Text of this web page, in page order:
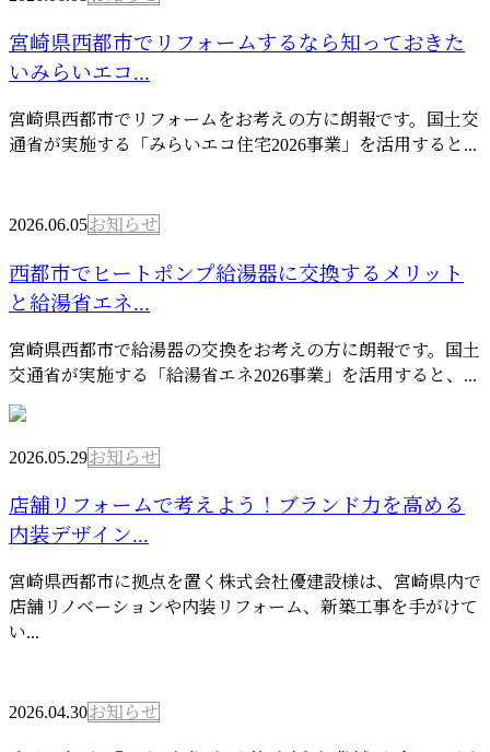
宮崎県西都市でリフォームするなら知っておきた
いみらいエコ...
宮崎県西都市でリフォームをお考えの方に朗報です。国土交
通省が実施する「みらいエコ住宅2026事業」を活用すると...
2026.06.05お知らせ
西都市でヒートポンプ給湯器に交換するメリット
と給湯省エネ...
宮崎県西都市で給湯器の交換をお考えの方に朗報です。国土
交通省が実施する「給湯省エネ2026事業」を活用すると、...
2026.05.29お知らせ
店舗リフォームで考えよう！ブランド力を高める
内装デザイン...
宮崎県西都市に拠点を置く株式会社優建設様は、宮崎県内で
店舗リノベーションや内装リフォーム、新築工事を手がけて
い...
2026.04.30お知らせ